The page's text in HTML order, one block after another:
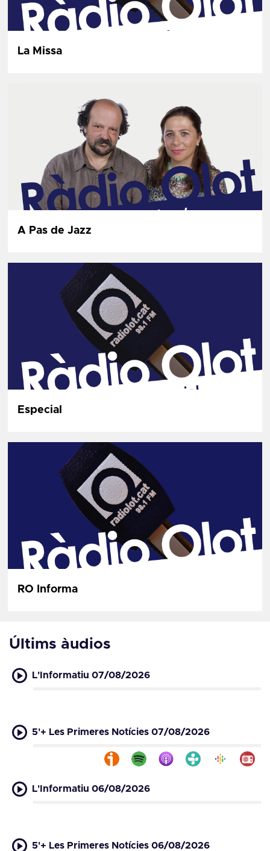
La Missa
A Pas de Jazz
Especial
RO Informa
Últims àudios
L'Informatiu 07/08/2026
5'+ Les Primeres Notícies 07/08/2026
L'Informatiu 06/08/2026
5'+ Les Primeres Notícies 06/08/2026